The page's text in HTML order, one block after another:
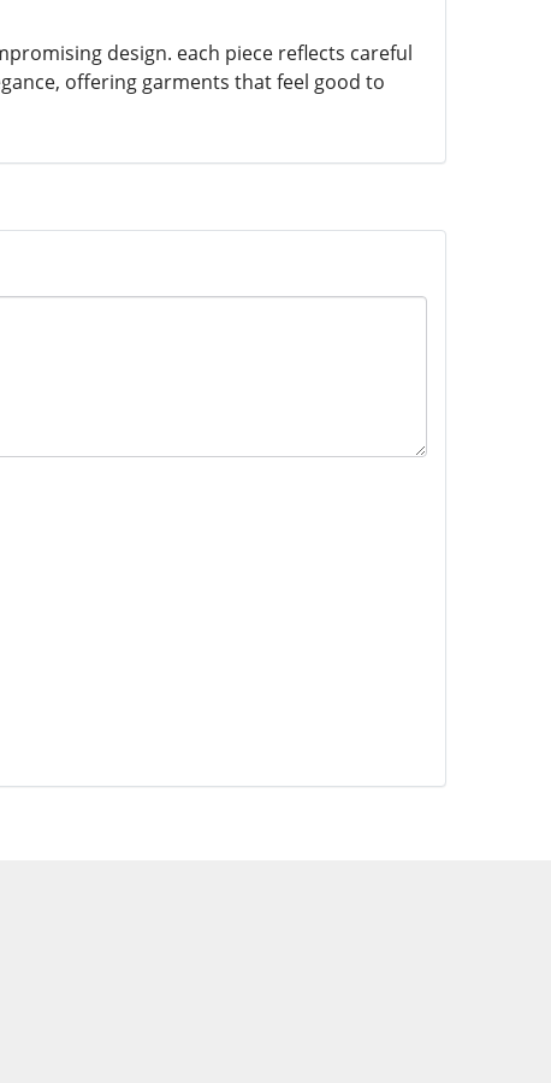
design. each piece reflects careful
offering garments that feel good to